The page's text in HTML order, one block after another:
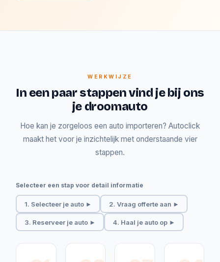
WERKWIJZE
In een paar stappen vind je bij ons
je droomauto
Hoe kan je zorgeloos een auto importeren? Autoclick
maakt het voor je inzichtelijk met onderstaande vier
stappen.
Selecteer een stap voor detail informatie
1. Selecteer je auto ► 2. Vraag offerte aan ►
3. Reserveer je auto ► 4. Haal je auto op ►